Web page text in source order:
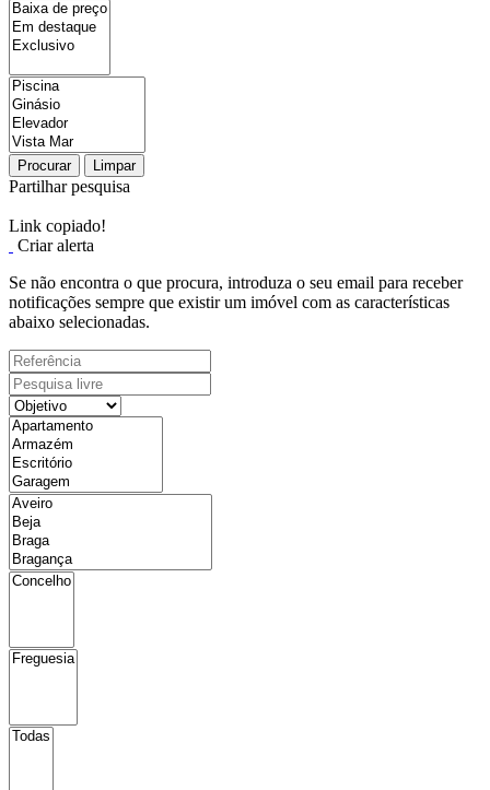
Procurar Limpar
Partilhar pesquisa
Link copiado!
Criar alerta
Se não encontra o que procura, introduza o seu email para receber
notificações sempre que existir um imóvel com as características
abaixo selecionadas.